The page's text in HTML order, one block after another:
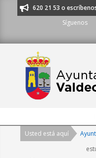
al 91 620 21 53 o
Síguenos
Navigation
Usted está aquí